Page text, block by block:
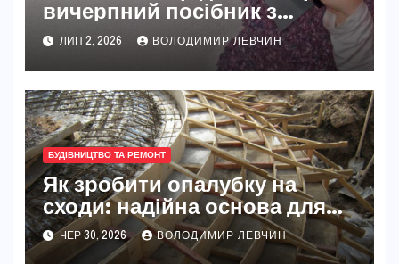
вичерпний посібник з
нюансами та професійними
порадами
ЛИП 2, 2026 ВОЛОДИМИР ЛЕВЧИН
БУДІВНИЦТВО ТА РЕМОНТ
Як зробити опалубку на
сходи: надійна основа для
міцних монолітних
конструкцій
ЧЕР 30, 2026 ВОЛОДИМИР ЛЕВЧИН